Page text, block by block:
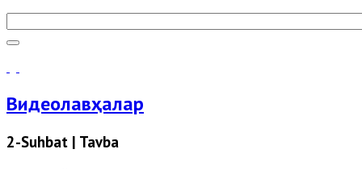
Видеолавҳалар
2-Suhbat | Tavba